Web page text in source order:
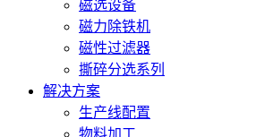
磁选设备
磁力除铁机
磁性过滤器
撕碎分选系列
解决方案
生产线配置
物料加工